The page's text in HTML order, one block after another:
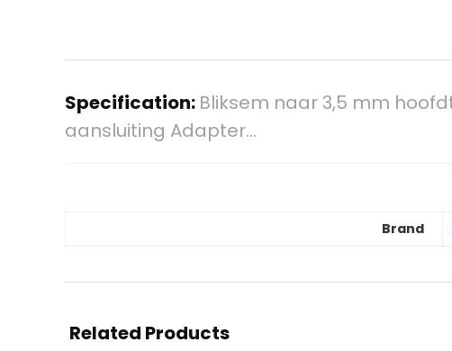
Specification: Bliksem naar 3,5 mm
aansluiting Adapter…
Brand
Related Products